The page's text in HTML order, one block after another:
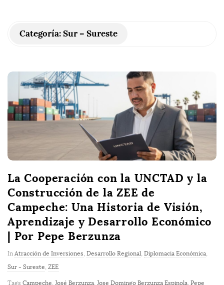
Categoría:Sur – Sureste
La Cooperación con la UNCTAD y la
Construcción de la ZEE de
Campeche: Una Historia de Visión,
Aprendizaje y Desarrollo Económico
| Por Pepe Berzunza
In Atracción de Inversiones, Desarrollo Regional, Diplomacia Económica,
Sur - Sureste, ZEE
Tags Campeche, José Berzunza, Jose Domingo Berzunza Espinola, Pepe